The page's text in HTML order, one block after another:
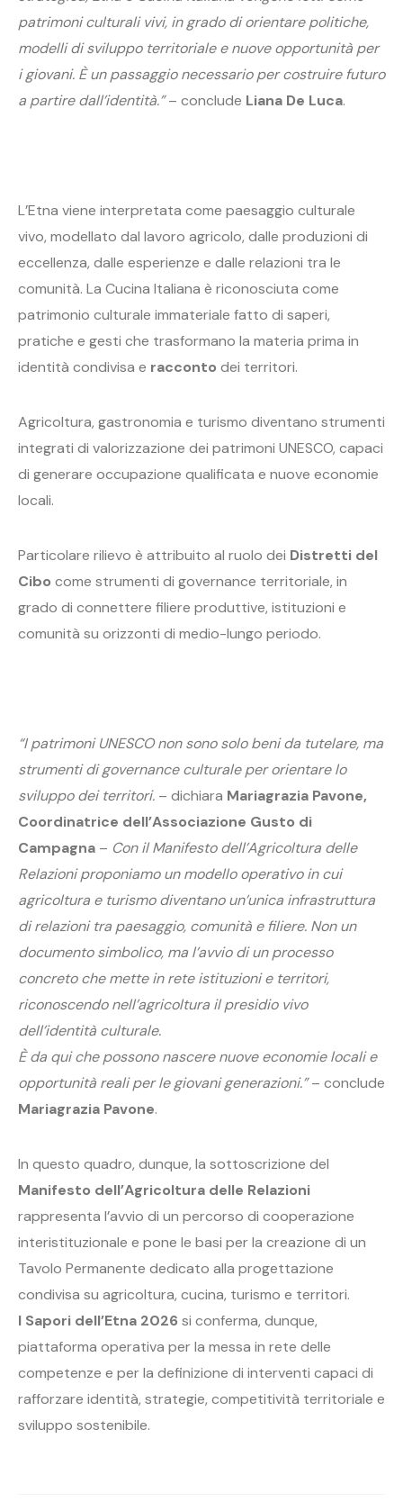
patrimoni culturali vivi, in grado di orientare politiche,
modelli di sviluppo territoriale e nuove opportunità per
i giovani. È un passaggio necessario per costruire futuro
a partire dall’identità.”– conclude Liana De Luca.
L’Etna viene interpretata come paesaggio culturale
vivo, modellato dal lavoro agricolo, dalle produzioni di
eccellenza, dalle esperienze e dalle relazioni tra le
comunità. La Cucina Italiana è riconosciuta come
patrimonio culturale immateriale fatto di saperi,
pratiche e gesti che trasformano la materia prima in
identità condivisa e racconto dei territori.
Agricoltura, gastronomia e turismo diventano strumenti
integrati di valorizzazione dei patrimoni UNESCO, capaci
di generare occupazione qualificata e nuove economie
locali.
Particolare rilievo è attribuito al ruolo dei Distretti del
Cibo come strumenti di governance territoriale, in
grado di connettere filiere produttive, istituzioni e
comunità su orizzonti di medio-lungo periodo.
“I patrimoni UNESCO non sono solo beni da tutelare, ma
strumenti di governance culturale per orientare lo
sviluppo dei territori. – dichiara Mariagrazia Pavone,
Coordinatrice dell’Associazione Gusto di
Campagna – Con il Manifesto dell’Agricoltura delle
Relazioni proponiamo un modello operativo in cui
agricoltura e turismo diventano un’unica infrastruttura
di relazioni tra paesaggio, comunità e filiere. Non un
documento simbolico, ma l’avvio di un processo
concreto che mette in rete istituzioni e territori,
riconoscendo nell’agricoltura il presidio vivo
dell’identità culturale.
È da qui che possono nascere nuove economie locali e
opportunità reali per le giovani generazioni.”– conclude
Mariagrazia Pavone.
In questo quadro, dunque, la sottoscrizione del
Manifesto dell’Agricoltura delle Relazioni
rappresenta l’avvio di un percorso di cooperazione
interistituzionale e pone le basi per la creazione di un
Tavolo Permanente dedicato alla progettazione
condivisa su agricoltura, cucina, turismo e territori.
I Sapori dell’Etna 2026 si conferma, dunque,
piattaforma operativa per la messa in rete delle
competenze e per la definizione di interventi capaci di
rafforzare identità, strategie, competitività territoriale e
sviluppo sostenibile.